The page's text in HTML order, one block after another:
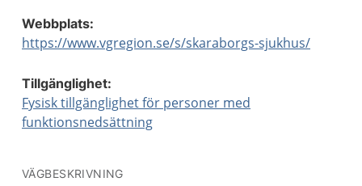
Webbplats:
https://www.vgregion.se/s/skaraborgs-sjukhus/
Tillgänglighet:
Fysisk tillgänglighet för personer med
funktionsnedsättning
VÄGBESKRIVNING